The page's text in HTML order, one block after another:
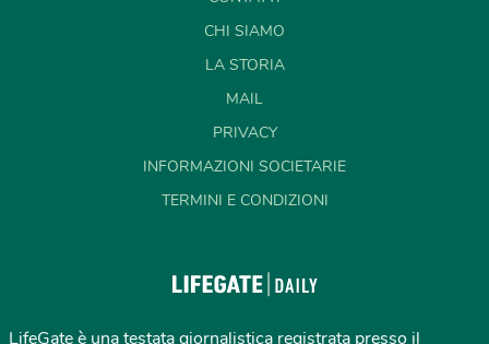
CHI SIAMO
LA STORIA
MAIL
PRIVACY
INFORMAZIONI SOCIETARIE
TERMINI E CONDIZIONI
LifeGate è una testata giornalistica registrata presso il